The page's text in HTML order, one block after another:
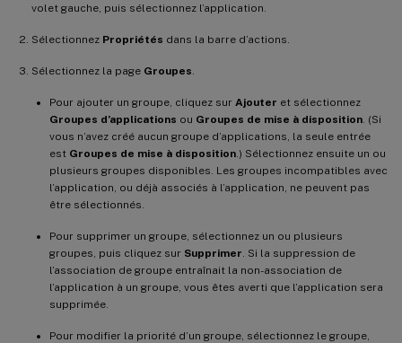
volet gauche, puis sélectionnez l’application.
Sélectionnez Propriétés dans la barre d’actions.
Sélectionnez la page Groupes
Pour ajouter un groupe, cliquez sur Ajouter et sélectionnez
Groupes d’applications ou Groupes de mise à disposition . (Si
vous n’avez créé aucun groupe d’applications, la seule entrée
est Groupes de mise à disposition .) Sélectionnez ensuite un ou
plusieurs groupes disponibles. Les groupes incompatibles avec
l’application, ou déjà associés à l’application, ne peuvent pas
être sélectionnés.
Pour supprimer un groupe, sélectionnez un ou plusieurs
groupes, puis cliquez sur Supprimer . Si la suppression de
l’association de groupe entraînait la non-association de
l’application à un groupe, vous êtes averti que l’application sera
supprimée.
Pour modifier la priorité d’un groupe, sélectionnez le groupe,